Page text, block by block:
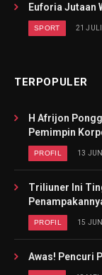
Euforia Jutaan
SPORT 21
TERPOPULER
H Afrijon
Pemimpin
PROFIL 13
Triliuner Ini
PROFIL 15
Awas! Pencuri